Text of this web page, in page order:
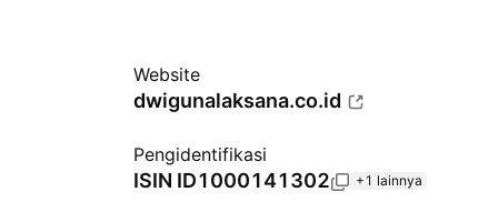
Website
dwigunalaksana.co.id
Pengidentifikasi
ISIN ID1000141302 +1 lainnya